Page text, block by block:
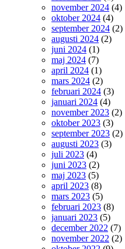
november 2024 (4)
oktober 2024 (4)
september 2024 (2)
augusti 2024 (2)
juni 2024 (1)
maj 2024 (7)
april 2024 (1)
mars 2024 (2)
februari 2024 (3)
januari 2024 (4)
november 2023 (2)
oktober 2023 (3)
september 2023 (2)
augusti 2023 (3)
juli 2023 (4)
juni 2023 (2)
maj 2023 (5)
april 2023 (8)
mars 2023 (5)
februari 2023 (8)
januari 2023 (5)
december 2022 (7)
november 2022 (2)